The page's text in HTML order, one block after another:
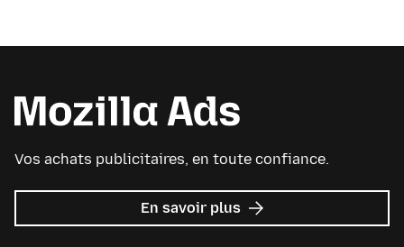
Vos achats publicitaires, en toute confiance.
En savoir plus sur
Mozilla